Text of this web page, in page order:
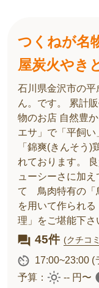
つくねが名
屋炭火やき
石川県金沢市の
ん。です。 累計
物のお店 自然豊
エサ」で「平飼い
「錦爽(きんそう
れております。
ューシーさに加
て 鳥肉特有の「
を用いて作られ
理」をご堪能下さ
45件 (クチコ
17:00~23:00 (
予算：
-- 円〜